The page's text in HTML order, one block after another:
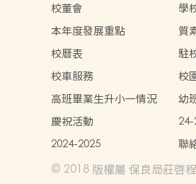
校董會
學
本年度發展重點
質
校曆表
駐
校車服務 校
高班畢業生升小一情況
幼
慶祝活動
2024-2025
聯
© 2018 版權屬 保良局莊啓